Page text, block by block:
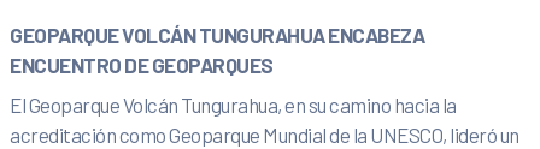
GEOPARQUE VOLCÁN TUNGURAHUA ENCABEZA
ENCUENTRO DE GEOPARQUES
El Geoparque Volcán Tungurahua, en su camino hacia la
acreditación como Geoparque Mundial de la UNESCO, lideró un